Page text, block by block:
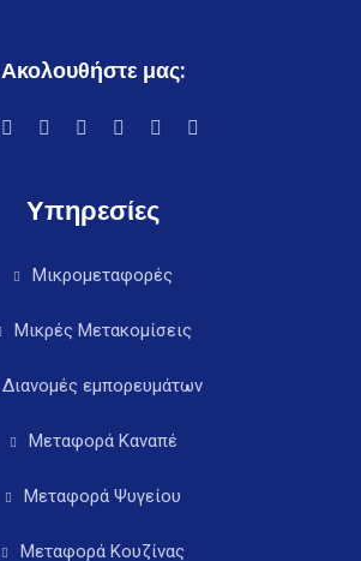
Ακολουθήστε μας:
Υπηρεσίες
Μικρομεταφορές
Μικρές Μετακομίσεις
Διανομές εμπορευμάτων
Μεταφορά Καναπέ
Μεταφορά Ψυγείου
Μεταφορά Κουζίνας